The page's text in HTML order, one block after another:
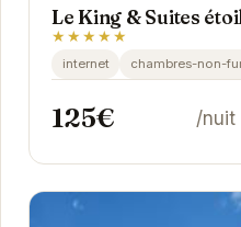
Le King & Suites
★★★★★
internet chambres-non-
125€ /nuit